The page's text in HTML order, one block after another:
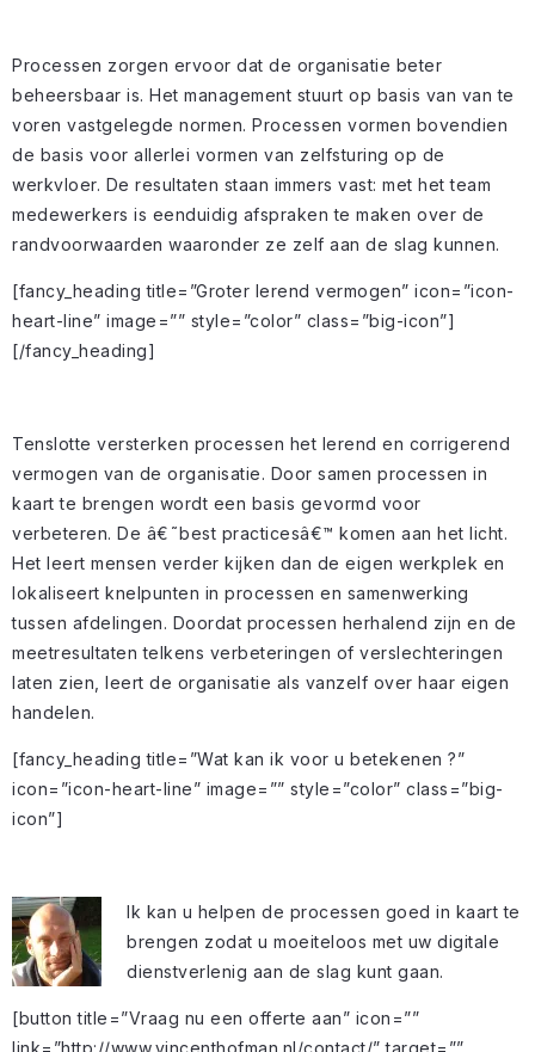
Processen zorgen ervoor dat de organisatie beter
beheersbaar is. Het management stuurt op basis van van te
voren vastgelegde normen. Processen vormen bovendien
de basis voor allerlei vormen van zelfsturing op de
werkvloer. De resultaten staan immers vast: met het team
medewerkers is eenduidig afspraken te maken over de
randvoorwaarden waaronder ze zelf aan de slag kunnen.
[fancy_heading title=”Groter lerend vermogen” icon=”icon-
heart-line” image=”” style=”color” class=”big-icon”]
[/fancy_heading]
Tenslotte versterken processen het lerend en corrigerend
vermogen van de organisatie. Door samen processen in
kaart te brengen wordt een basis gevormd voor
verbeteren. De â€˜best practicesâ€™ komen aan het licht.
Het leert mensen verder kijken dan de eigen werkplek en
lokaliseert knelpunten in processen en samenwerking
tussen afdelingen. Doordat processen herhalend zijn en de
meetresultaten telkens verbeteringen of verslechteringen
laten zien, leert de organisatie als vanzelf over haar eigen
handelen.
[fancy_heading title=”Wat kan ik voor u betekenen ?”
icon=”icon-heart-line” image=”” style=”color” class=”big-
icon”]
Ik kan u helpen de processen goed in kaart te
brengen zodat u moeiteloos met uw digitale
dienstverlenig aan de slag kunt gaan.
[button title=”Vraag nu een offerte aan” icon=””
link=”http://www.vincenthofman.nl/contact/” target=””